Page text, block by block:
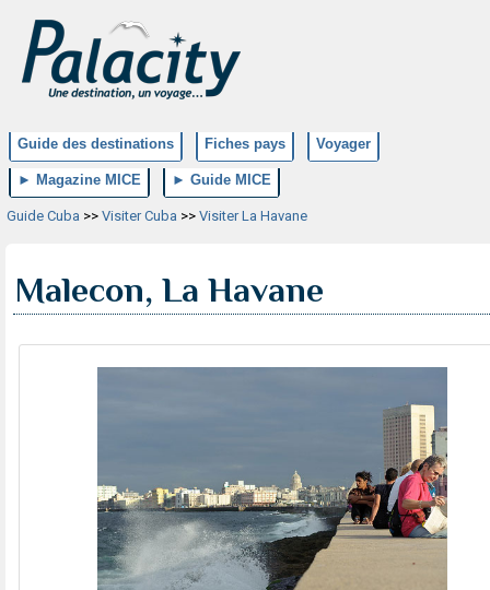
Guide des destinations Fiches pays Voyager
► Magazine MICE ► Guide MICE
Guide Cuba >> Visiter Cuba >> Visiter La Havane
Malecon, La Havane